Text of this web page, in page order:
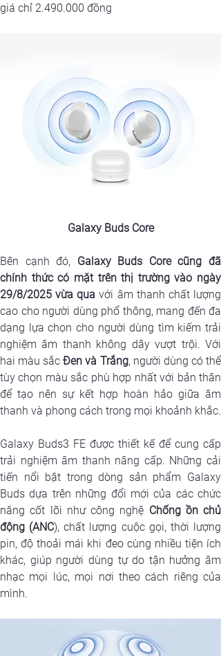
giá chỉ 2.490.000 đồng
Galaxy Buds Core
Bên cạnh đó, Galaxy Buds Core cũng đã
chính thức có mặt trên thị trường vào ngày
29/8/2025 vừa qua với âm thanh chất lượng
cao cho người dùng phổ thông, mang đến đa
dạng lựa chọn cho người dùng tìm kiếm trải
nghiệm âm thanh không dây vượt trội. Với
hai màu sắc Đen và Trắng, người dùng có thể
tùy chọn màu sắc phù hợp nhất với bản thân
để tạo nên sự kết hợp hoàn hảo giữa âm
thanh và phong cách trong mọi khoảnh khắc.
Galaxy Buds3 FE được thiết kế để cung cấp
trải nghiệm âm thanh nâng cấp. Những cải
tiến nổi bật trong dòng sản phẩm Galaxy
Buds dựa trên những đổi mới của các chức
năng cốt lõi như công nghệ Chống ồn chủ
động (ANC), chất lượng cuộc gọi, thời lượng
pin, độ thoải mái khi đeo cùng nhiều tiện ích
khác, giúp người dùng tự do tận hưởng âm
nhạc mọi lúc, mọi nơi theo cách riêng của
mình.